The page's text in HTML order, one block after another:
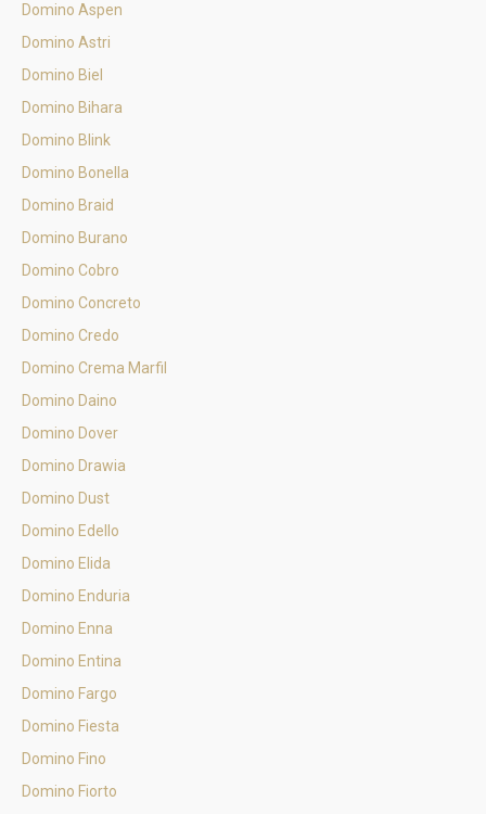
Domino Aspen
Domino Astri
Domino Biel
Domino Bihara
Domino Blink
Domino Bonella
Domino Braid
Domino Burano
Domino Cobro
Domino Concreto
Domino Credo
Domino Crema Marfil
Domino Daino
Domino Dover
Domino Drawia
Domino Dust
Domino Edello
Domino Elida
Domino Enduria
Domino Enna
Domino Entina
Domino Fargo
Domino Fiesta
Domino Fino
Domino Fiorto